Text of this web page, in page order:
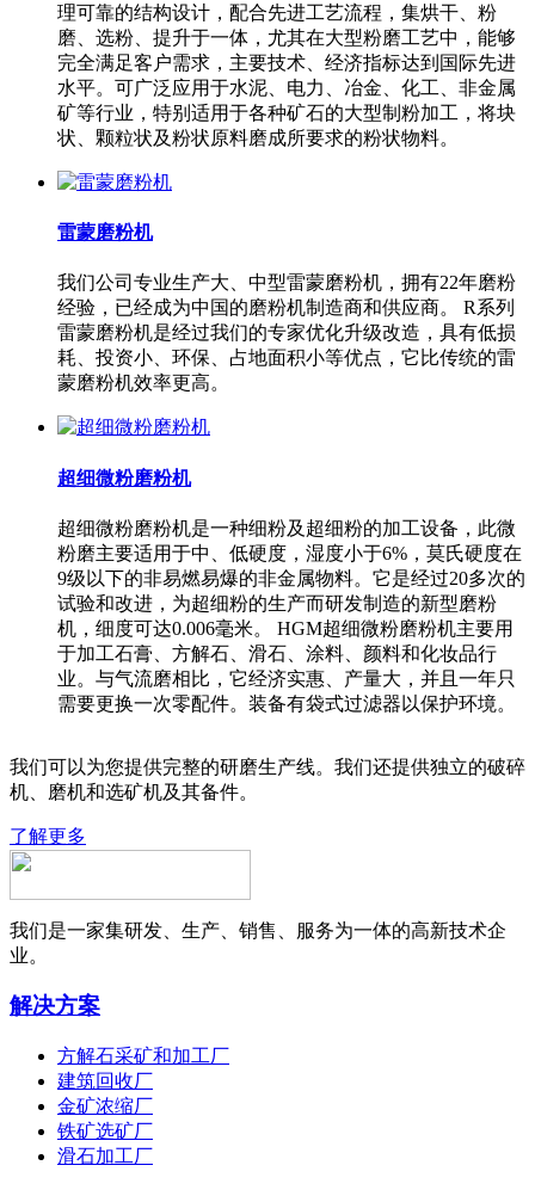
理可靠的结构设计，配合先进工艺流程，集烘干、粉
磨、选粉、提升于一体，尤其在大型粉磨工艺中，能够
完全满足客户需求，主要技术、经济指标达到国际先进
水平。可广泛应用于水泥、电力、冶金、化工、非金属
矿等行业，特别适用于各种矿石的大型制粉加工，将块
状、颗粒状及粉状原料磨成所要求的粉状物料。
雷蒙磨粉机
我们公司专业生产大、中型雷蒙磨粉机，拥有22年磨粉
经验，已经成为中国的磨粉机制造商和供应商。 R系列
雷蒙磨粉机是经过我们的专家优化升级改造，具有低损
耗、投资小、环保、占地面积小等优点，它比传统的雷
蒙磨粉机效率更高。
超细微粉磨粉机
超细微粉磨粉机是一种细粉及超细粉的加工设备，此微
粉磨主要适用于中、低硬度，湿度小于6%，莫氏硬度在
9级以下的非易燃易爆的非金属物料。它是经过20多次的
试验和改进，为超细粉的生产而研发制造的新型磨粉
机，细度可达0.006毫米。 HGM超细微粉磨粉机主要用
于加工石膏、方解石、滑石、涂料、颜料和化妆品行
业。与气流磨相比，它经济实惠、产量大，并且一年只
需要更换一次零配件。装备有袋式过滤器以保护环境。
我们可以为您提供完整的研磨生产线。我们还提供独立的破碎
机、磨机和选矿机及其备件。
了解更多
我们是一家集研发、生产、销售、服务为一体的高新技术企
业。
解决方案
方解石采矿和加工厂
建筑回收厂
金矿浓缩厂
铁矿选矿厂
滑石加工厂